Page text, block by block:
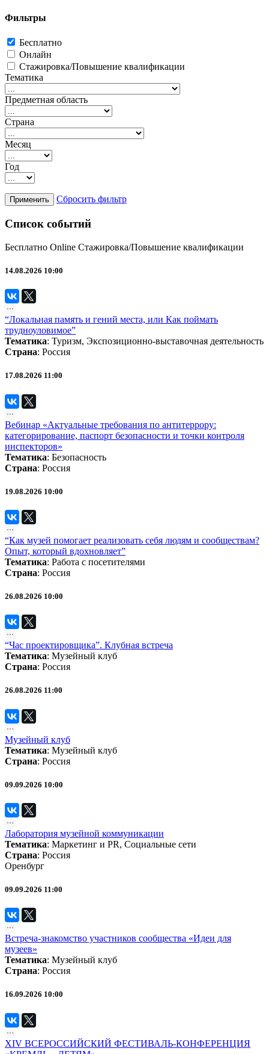
Фильтры
Бесплатно
Онлайн
Стажировка/Повышение квалификации
Тематика
Предметная область
Страна
Месяц
Год
Сбросить фильтр
Список событий
Бесплатно Online Стажировка/Повышение квалификации
14.08.2026 10:00
“Локальная память и гений места, или Как поймать
трудноуловимое”
Тематика: Туризм, Экспозиционно-выставочная деятельность
Страна: Россия
17.08.2026 11:00
Вебинар «Актуальные требования по антитеррору:
категорирование, паспорт безопасности и точки контроля
инспекторов»
Тематика: Безопасность
Страна: Россия
19.08.2026 10:00
“Как музей помогает реализовать себя людям и сообществам?
Опыт, который вдохновляет”
Тематика: Работа с посетителями
Страна: Россия
26.08.2026 10:00
“Час проектировщика”. Клубная встреча
Тематика: Музейный клуб
Страна: Россия
26.08.2026 11:00
Музейный клуб
Тематика: Музейный клуб
Страна: Россия
09.09.2026 10:00
Лаборатория музейной коммуникации
Тематика: Маркетинг и PR, Социальные сети
Страна: Россия
Оренбург
09.09.2026 11:00
Встреча-знакомство участников сообщества «Идеи для
музеев»
Тематика: Музейный клуб
Страна: Россия
16.09.2026 10:00
XIV ВСЕРОССИЙСКИЙ ФЕСТИВАЛЬ-КОНФЕРЕНЦИЯ